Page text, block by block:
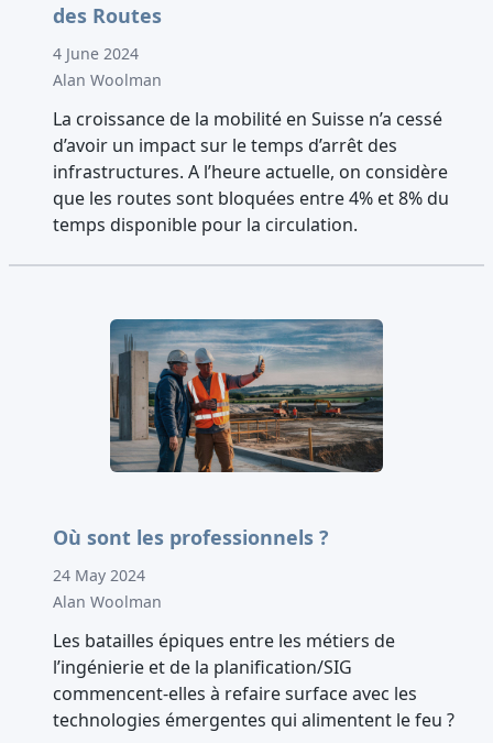
des Routes
4 June 2024
Alan Woolman
La croissance de la mobilité en Suisse n’a cessé
d’avoir un impact sur le temps d’arrêt des
infrastructures. A l’heure actuelle, on considère
que les routes sont bloquées entre 4% et 8% du
temps disponible pour la circulation.
Où sont les professionnels ?
24 May 2024
Alan Woolman
Les batailles épiques entre les métiers de
l’ingénierie et de la planification/SIG
commencent-elles à refaire surface avec les
technologies émergentes qui alimentent le feu ?